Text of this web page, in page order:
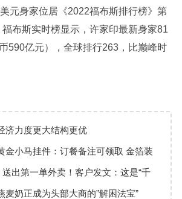
元身家位居《2022福布斯排行榜》第
布斯实时榜显示，许家印最新身家81
590亿元），全球排行263，比巅峰时
济力度更大结构更优
金小马挂件：订餐备注可领取 金箔装
送出第一单外卖！客户发文：这是“千
麦奶正成为头部大商的”解困法宝”